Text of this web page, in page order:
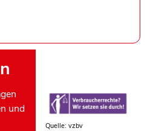
und
Quelle: vzbv